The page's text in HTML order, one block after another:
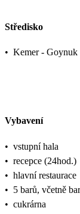
Středisko
• Kemer - Goynuk
Vybavení
• vstupní hala
• recepce (24hod.)
• hlavní restaurace
• 5 barů, včetně
• cukrárna